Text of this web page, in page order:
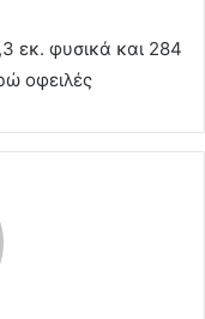
εκ. φυσικά και 284
οφειλές